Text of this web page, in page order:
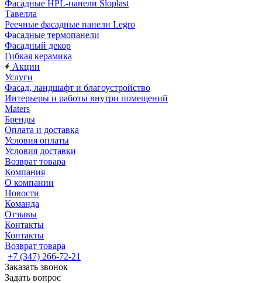
Фасадные HPL-панели Sloplast
Тавелла
Реечные фасадные панели Legro
Фасадные термопанели
Фасадный декор
Гибкая керамика
Акции
Услуги
Фасад, ландшафт и благоустройство
Интерьеры и работы внутри помещений
Maters
Бренды
Оплата и доставка
Условия оплаты
Условия доставки
Возврат товара
Компания
О компании
Новости
Команда
Отзывы
Контакты
Контакты
Возврат товара
+7 (347) 266-72-21
Заказать звонок
Задать вопрос